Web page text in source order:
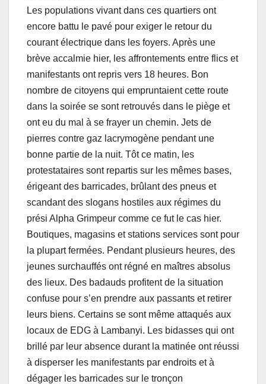
Les populations vivant dans ces quartiers ont
encore battu le pavé pour exiger le retour du
courant électrique dans les foyers. Après une
brève accalmie hier, les affrontements entre flics et
manifestants ont repris vers 18 heures. Bon
nombre de citoyens qui empruntaient cette route
dans la soirée se sont retrouvés dans le piège et
ont eu du mal à se frayer un chemin. Jets de
pierres contre gaz lacrymogène pendant une
bonne partie de la nuit. Tôt ce matin, les
protestataires sont repartis sur les mêmes bases,
érigeant des barricades, brûlant des pneus et
scandant des slogans hostiles aux régimes du
prési Alpha Grimpeur comme ce fut le cas hier.
Boutiques, magasins et stations services sont pour
la plupart fermées. Pendant plusieurs heures, des
jeunes surchauffés ont régné en maîtres absolus
des lieux. Des badauds profitent de la situation
confuse pour s’en prendre aux passants et retirer
leurs biens. Certains se sont même attaqués aux
locaux de EDG à Lambanyi. Les bidasses qui ont
brillé par leur absence durant la matinée ont réussi
à disperser les manifestants par endroits et à
dégager les barricades sur le tronçon